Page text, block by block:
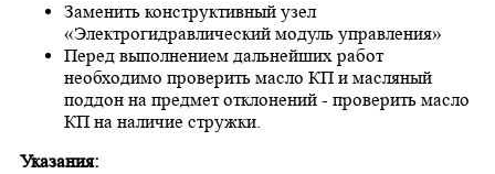
Заменить конструктивный узел
«Электрогидравлический модуль управления»
Перед выполнением дальнейших работ
необходимо проверить масло КП и масляный
поддон на предмет отклонений - проверить масло
КП на наличие стружки.
Указания: